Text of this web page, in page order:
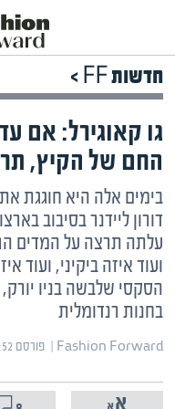
חדשות FF >
גו קאוגירל: אם
החם של הקיץ,
דורון ליידנר בסיבוב
עלתה תרצה על המדים
ועוד איזה ביקיני, ועוד
הסקסי שלבשה בניו
בחנות רנדומלית
Fashion Forward | ‏ פורסם ‎03/06/2026 13:52